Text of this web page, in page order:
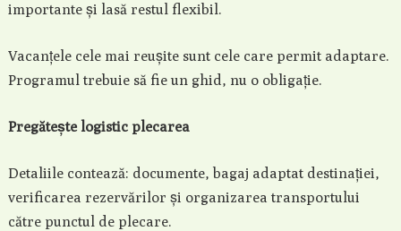
importante și lasă restul flexibil.
Vacanțele cele mai reușite sunt cele care permit adaptare.
Programul trebuie să fie un ghid, nu o obligație.
Pregătește logistic plecarea
Detaliile contează: documente, bagaj adaptat destinației,
verificarea rezervărilor și organizarea transportului
către punctul de plecare.